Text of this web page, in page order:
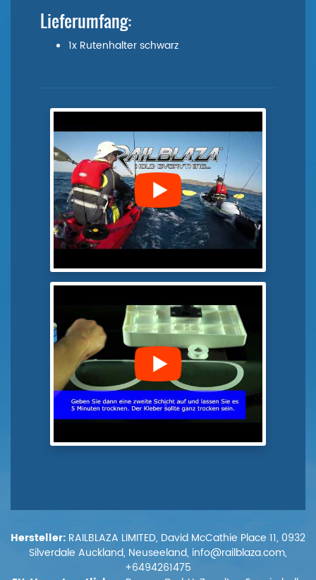
Lieferumfang:
1x Rutenhalter schwarz
Hersteller: RAILBLAZA LIMITED, David McCathie Place 11, 0932
Silverdale Auckland, Neuseeland, info@railblaza.com,
+6494261475